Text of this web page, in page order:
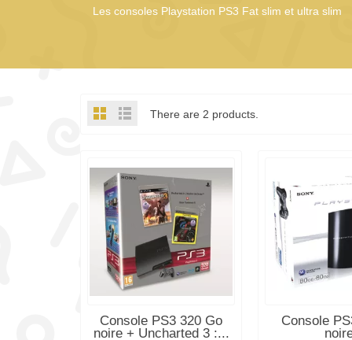
Les consoles Playstation PS3 Fat slim et ultra slim
There are 2 products.
OUT-OF-STOCK
Console PS3 320 Go
noire + Uncharted 3 :...
OUT-OF-
Console